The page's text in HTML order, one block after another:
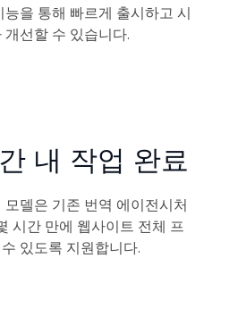
을 통해 빠르게 출시하고 시
선할 수 있습니다.
내 작업 완료
모델은 기존 번역 에이전시처
시간 만에 웹사이트 전체 프
있도록 지원합니다.